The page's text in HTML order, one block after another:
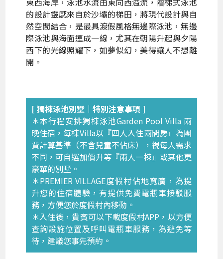
的設計靈感來自於沙壩的梯田，將現代設計與自
然空間結合，是最具渡假風格無邊際泳池，無邊
際泳池與海面連成一線，尤其在朝陽升起與夕陽
西下的光線照耀下，如夢似幻，美得讓人不想離
開。
[ 獨棟泳池別墅｜特別注意事項 ]
＊本行程安排獨棟泳池Garden Pool Villa 兩
晚住宿，每棟Villa以『四人入住兩間房』為團
費計算基準（不含兒童不佔床），視每人需求
不同，可自選加價升等『兩人一棟』或其他更
豪華的別墅。
＊PREMIER VILLAGE度假村佔地寬廣，為提
升您的住宿體驗，有提供免費電瓶車接駁服
務，方便您於度假村內移動。
＊入住後，貴賓可以下載度假村APP，以方便
查詢設施位置及呼叫電瓶車服務，為避免等
待，建議您事先預約。